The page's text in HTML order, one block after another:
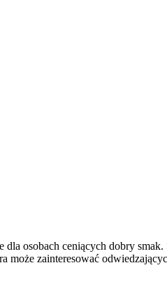
osobach ceniących dobry
może zainteresować